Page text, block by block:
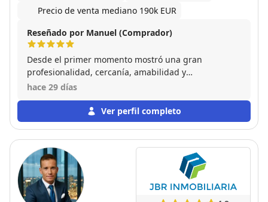
Precio de venta mediano 190k EUR
Reseñado por Manuel (Comprador)
Desde el primer momento mostró una gran
profesionalidad, cercanía, amabilidad y
disponibilidad para resolver cualquier duda. Muy
Totalmente recomendable.
hace 29 días
Ver perfil completo